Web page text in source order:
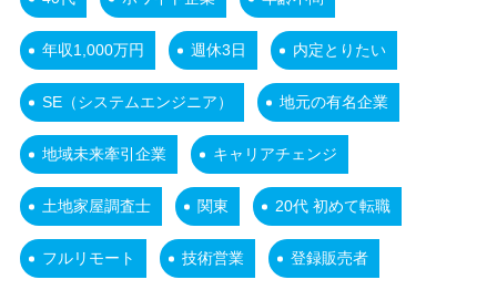
年収1,000万円 週休3日 内定とりたい
SE（システムエンジニア） 地元の有名企業
地域未来牽引企業 キャリアチェンジ
土地家屋調査士 関東 20代 初めて転職
フルリモート 技術営業 登録販売者